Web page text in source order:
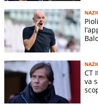
CT
va